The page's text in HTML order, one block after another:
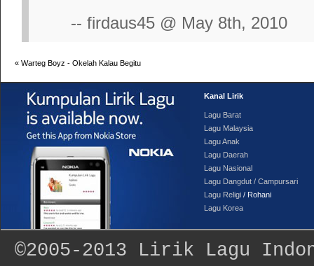
-- firdaus45 @ May 8th, 2010
« Warteg Boyz - Okelah Kalau Begitu
Kanal Lirik
Lagu Barat
Lagu Malaysia
Lagu Anak
Lagu Daerah
Lagu Nasional
Lagu Dangdut / Campursari
Lagu Religi / Rohani
Lagu Korea
©2005-2013 Lirik Lagu